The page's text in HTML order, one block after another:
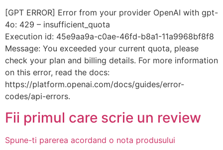
[GPT ERROR] Error from your provider OpenAI with gpt-
4o: 429 – insufficient_quota
Execution id: 45e9aa9a-c0ae-46fd-b8a1-11a9968bf8f8
Message: You exceeded your current quota, please
check your plan and billing details. For more information
on this error, read the docs:
https://platform.openai.com/docs/guides/error-
codes/api-errors.
Fii primul care scrie un review
Spune-ti parerea acordand o nota produsului